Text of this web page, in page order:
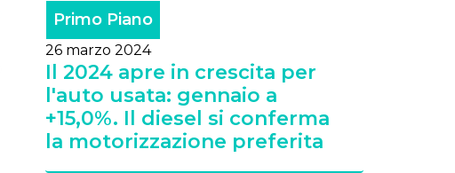
Primo Piano
26 marzo 2024
Il 2024 apre in crescita per
l'auto usata: gennaio a
+15,0%. Il diesel si conferma
la motorizzazione preferita